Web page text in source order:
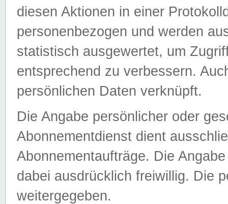
diesen Aktionen in einer
personenbezogen und werden
statistisch ausgewertet, um
entsprechend zu verbessern.
persönlichen Daten verknüpft.
Die Angabe persönlicher oder
Abonnementdienst dient
Abonnementaufträge. Die
dabei ausdrücklich freiwillig. Die
weitergegeben.